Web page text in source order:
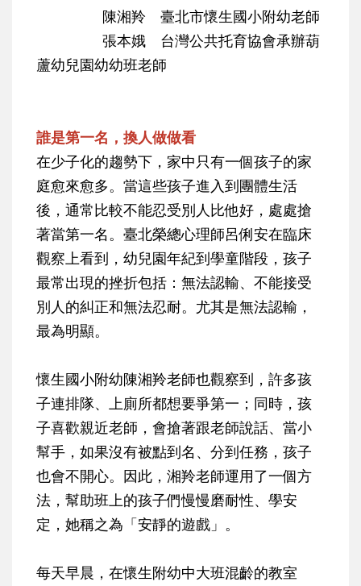
陳湘羚 臺北市懷生國小附幼老師
張本娥 台灣公共托育協會承辦葫
蘆幼兒園幼幼班老師
誰是第一名，換人做做看
在少子化的趨勢下，家中只有一個孩子的家
庭愈來愈多。當這些孩子進入到團體生活
後，通常比較不能忍受別人比他好，處處搶
著當第一名。臺北榮總心理師呂俐安在臨床
觀察上看到，幼兒園年紀到學童階段，孩子
最常出現的挫折包括：無法認輸、不能接受
別人的糾正和無法忍耐。尤其是無法認輸，
最為明顯。
懷生國小附幼陳湘羚老師也觀察到，許多孩
子連排隊、上廁所都想要爭第一；同時，孩
子喜歡親近老師，會搶著跟老師說話、當小
幫手，如果沒有被點到名、分到任務，孩子
也會不開心。因此，湘羚老師運用了一個方
法，幫助班上的孩子們慢慢磨耐性、學安
定，她稱之為「安靜的遊戲」。
每天早晨，在懷生附幼中大班混齡的教室